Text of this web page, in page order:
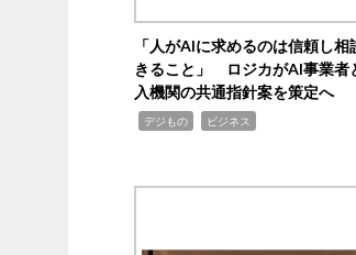
「人がAIに求めるのは信頼し相
きること」 ロジカがAI事業者
入機関の共通指針案を策定へ
デジもの ビジネス